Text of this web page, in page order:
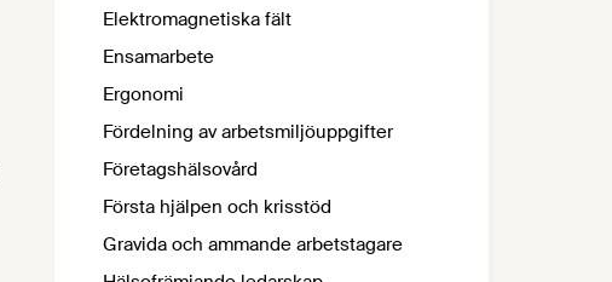
Elektromagnetiska fält
Ensamarbete
Ergonomi
Fördelning av arbetsmiljöuppgifter
Företagshälsovård
Första hjälpen och krisstöd
Gravida och ammande arbetstagare